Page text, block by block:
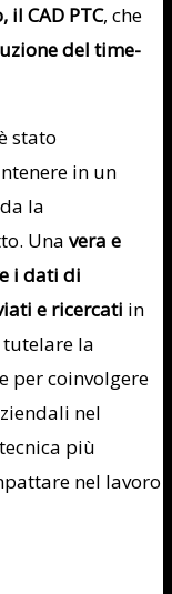
il CAD PTC, che
del time-
stato
in un
la
Una vera e
i dati di
e ricercati in
tutelare la
per coinvolgere
nel
più
nel lavoro